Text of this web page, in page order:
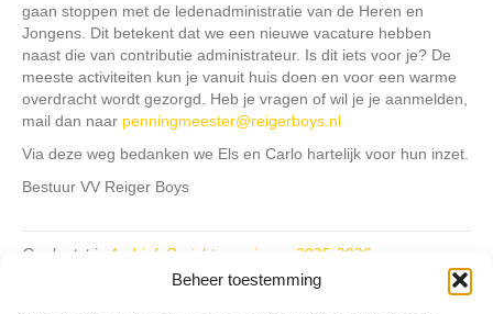
Beheer toestemming
gaan stoppen met de ledenadministratie van de Heren en
Jongens. Dit betekent dat we een nieuwe vacature hebben
naast die van contributie administrateur. Is dit iets voor je? De
meeste activiteiten kun je vanuit huis doen en voor een warme
overdracht wordt gezorgd. Heb je vragen of wil je je aanmelden,
mail dan naar penningmeester@reigerboys.nl
Via deze weg bedanken we Els en Carlo hartelijk voor hun inzet.
Bestuur VV Reiger Boys
Geplaatst in Archief, Berichten seizoen 2025-2026